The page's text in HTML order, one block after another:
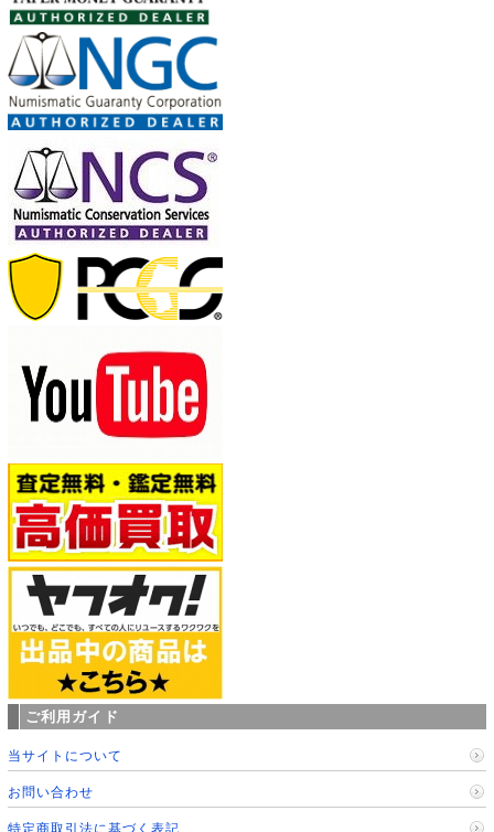
ご利用ガイド
当サイトについて
お問い合わせ
特定商取引法に基づく表記